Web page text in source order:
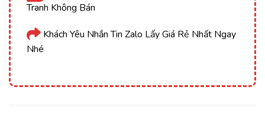
Tranh Không Bán
Khách Yêu Nhắn Tin Zalo Lấy Giá Rẻ Nhất Ngay
Nhé